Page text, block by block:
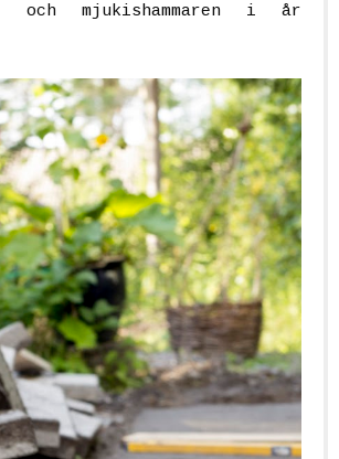
och mjukishammaren i år